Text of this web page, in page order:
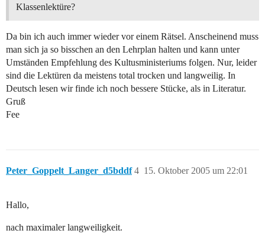
Klassenlektüre?
Da bin ich auch immer wieder vor einem Rätsel. Anscheinend muss
man sich ja so bisschen an den Lehrplan halten und kann unter
Umständen Empfehlung des Kultusministeriums folgen. Nur, leider
sind die Lektüren da meistens total trocken und langweilig. In
Deutsch lesen wir finde ich noch bessere Stücke, als in Literatur.
Gruß
Fee
Peter_Goppelt_Langer_d5bddf 15. Oktober 2005 um 22:01
4
Hallo,
nach maximaler langweiligkeit.